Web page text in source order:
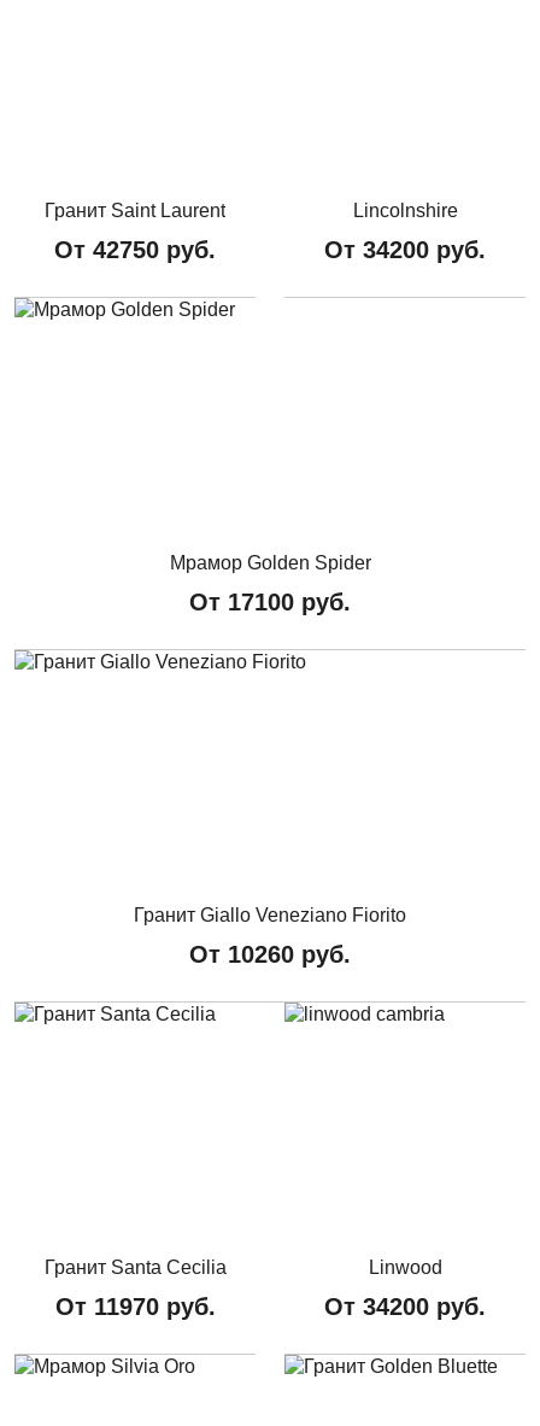
Гранит Saint Laurent
От 42750 руб.
Lincolnshire
От 34200 руб.
Мрамор Golden Spider
От 17100 руб.
Гранит Giallo Veneziano Fiorito
От 10260 руб.
Гранит Santa Cecilia
От 11970руб.
Linwood
От 34200 руб.